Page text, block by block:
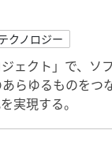
クノロジー
ェクト」で、ソ
らゆるものをつ
実現する。